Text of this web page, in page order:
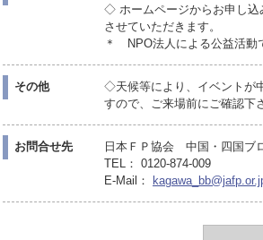
◇ ホームページからお申し込
させていただきます。
＊ NPO法人による公益活動
その他
◇天候等により、イベントが
すので、ご来場前にご確認下
お問合せ先
日本ＦＰ協会 中国・四国ブ
TEL： 0120-874-009
E-Mail：